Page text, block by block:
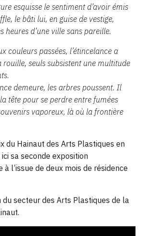
esquisse le sentiment d’avoir émis
le bâti lui, en guise de vestige,
heures d’une ville sans pareille.
couleurs passées, l’étincelance a
rouille, seuls subsistent une multitude
demeure, les arbres poussent. Il
tête pour se perdre entre fumées
vaporeux, là où la frontière
du Hainaut des Arts Plastiques en
sa seconde exposition
à l’issue de deux mois de résidence
du secteur des Arts Plastiques de la